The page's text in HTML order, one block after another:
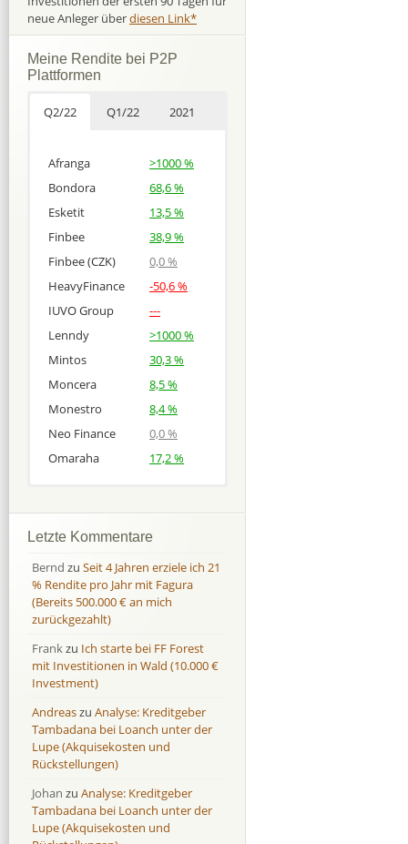
neue Anleger überdiesen Link*
Meine Rendite bei P2P
Plattformen
Q2/22 Q1/22 2021
Afranga
>1000 %
Bondora
68,6 %
Esketit
13,5 %
Finbee
38,9 %
Finbee (CZK)
0,0 %
HeavyFinance
-50,6 %
IUVO Group
---
Lenndy
>1000 %
Mintos
30,3 %
Moncera
8,5 %
Monestro
8,4 %
Neo Finance
0,0 %
Omaraha
17,2 %
Bondora
Finbee
43,2%
Finbee (CZK)
0,0 %
HeavyFinance
IUVO Group
-32,2 %
Lenndy
-314,6 %
Moncera
8,0 %
Monestro
9,1 %
Neo Finance
Omaraha
16,4 %
Bondora
Finbee
35,2%
Finbee (CZK)
0,0 %
HeavyFinance
IUVO Group
-55,0 %
Lenndy
146,5 %
Moncera
11,1 %
Monestro
>1000%
Neo Finance
Omaraha
18,0 %
Letzte Kommentare
Bernd zu Seit 4 Jahren erziele ich 21
% Rendite pro Jahr mit Fagura
(Bereits 500.000 € an mich
zurückgezahlt)
Frankzu Ich starte bei FF Forest
mit Investitionen in Wald (10.000 €
Investment)
Andreaszu Analyse: Kreditgeber
Tambadana bei Loanch unter der
Lupe (Akquisekosten und
Rückstellungen)
Johan zu Analyse: Kreditgeber
Tambadana bei Loanch unter der
Lupe (Akquisekosten und